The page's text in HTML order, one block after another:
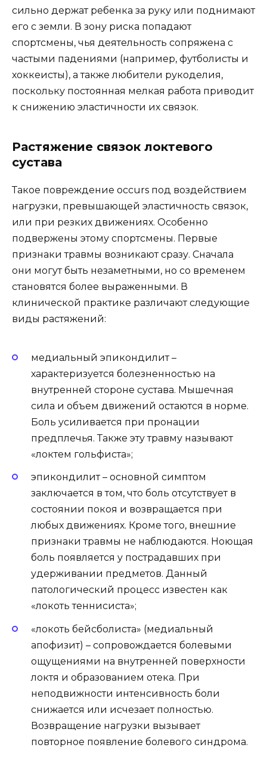
сильно держат ребенка за руку или поднимают
его с земли. В зону риска попадают
спортсмены, чья деятельность сопряжена с
частыми падениями (например, футболисты и
хоккеисты), а также любители рукоделия,
поскольку постоянная мелкая работа приводит
к снижению эластичности их связок.
Растяжение связок локтевого
сустава
Такое повреждение occurs под воздействием
нагрузки, превышающей эластичность связок,
или при резких движениях. Особенно
подвержены этому спортсмены. Первые
признаки травмы возникают сразу. Сначала
они могут быть незаметными, но со временем
становятся более выраженными. В
клинической практике различают следующие
виды растяжений:
медиальный эпикондилит –
характеризуется болезненностью на
внутренней стороне сустава. Мышечная
сила и объем движений остаются в норме.
Боль усиливается при пронации
предплечья. Также эту травму называют
«локтем гольфиста»;
эпикондилит – основной симптом
заключается в том, что боль отсутствует в
состоянии покоя и возвращается при
любых движениях. Кроме того, внешние
признаки травмы не наблюдаются. Ноющая
боль появляется у пострадавших при
удерживании предметов. Данный
патологический процесс известен как
«локоть теннисиста»;
«локоть бейсболиста» (медиальный
апофизит) – сопровождается болевыми
ощущениями на внутренней поверхности
локтя и образованием отека. При
неподвижности интенсивность боли
снижается или исчезает полностью.
Возвращение нагрузки вызывает
повторное появление болевого синдрома.